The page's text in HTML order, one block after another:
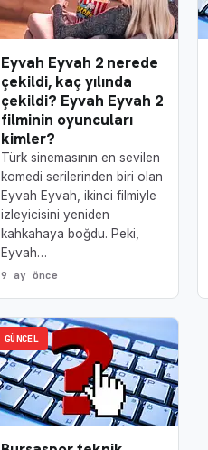
Eyvah Eyvah 2 nerede
çekildi, kaç yılında
çekildi? Eyvah Eyvah 2
filminin oyuncuları
kimler?
Türk sinemasının en sevilen
komedi serilerinden biri olan
Eyvah Eyvah, ikinci filmiyle
izleyicisini yeniden
kahkahaya boğdu. Peki,
Eyvah…
9 ay önce
GÜNCEL